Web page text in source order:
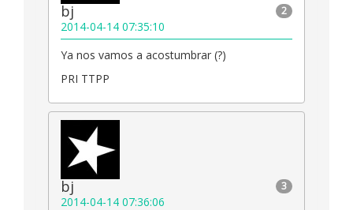
2
bj
2014-04-14 07:35:10
Ya nos vamos a acostumbrar (?)
PRI TTPP
3
bj
2014-04-14 07:36:06